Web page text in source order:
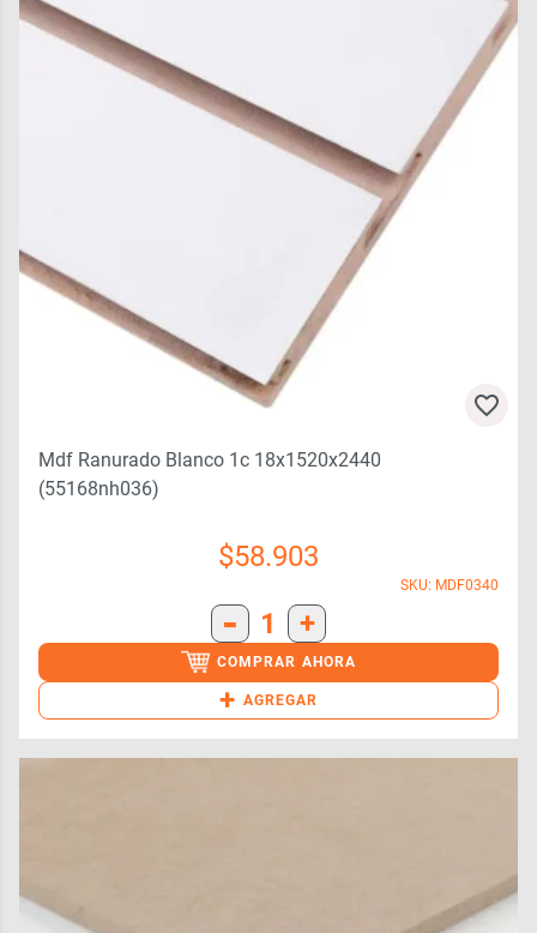
Mdf Ranurado Blanco 1c 18x1520x2440
(55168nh036)
$58.903
SKU: MDF0340
- 1 +
COMPRAR AHORA
+ AGREGAR